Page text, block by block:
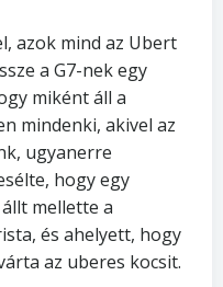
azok mind az Ubert
a G7-nek egy
miként áll a
mindenki, akivel az
ugyanerre
hogy egy
mellette a
és ahelyett, hogy
az uberes kocsit.